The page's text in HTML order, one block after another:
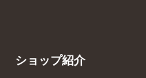
ショップ紹介